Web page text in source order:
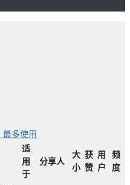
最多使用
适
用
于
分享人
大
小
获
赞
用
户
频
度